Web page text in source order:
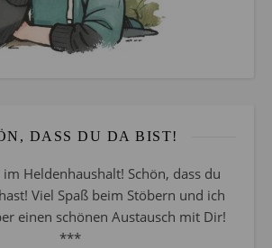
DASS DU DA BIST!
Heldenhaushalt! Schön, dass du
Viel Spaß beim Stöbern und ich
einen schönen Austausch mit Dir!
***